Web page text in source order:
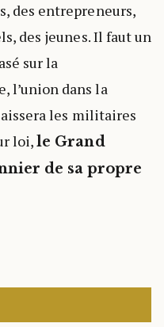
des entrepreneurs,
des jeunes. Il faut un
sur la
l’union dans la
les militaires
loi,le Grand
de sa propre